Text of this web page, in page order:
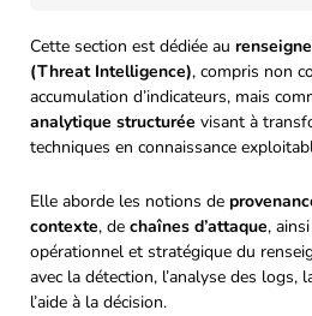
Cette section est dédiée au
(Threat Intelligence), compris non
accumulation d’indicateurs, mais
analytique structurée visant à
techniques en connaissance
Elle aborde les notions de
contexte, de chaînes d’attaque,
opérationnel et stratégique du
avec la détection, l’analyse des logs,
l’aide à la décision.